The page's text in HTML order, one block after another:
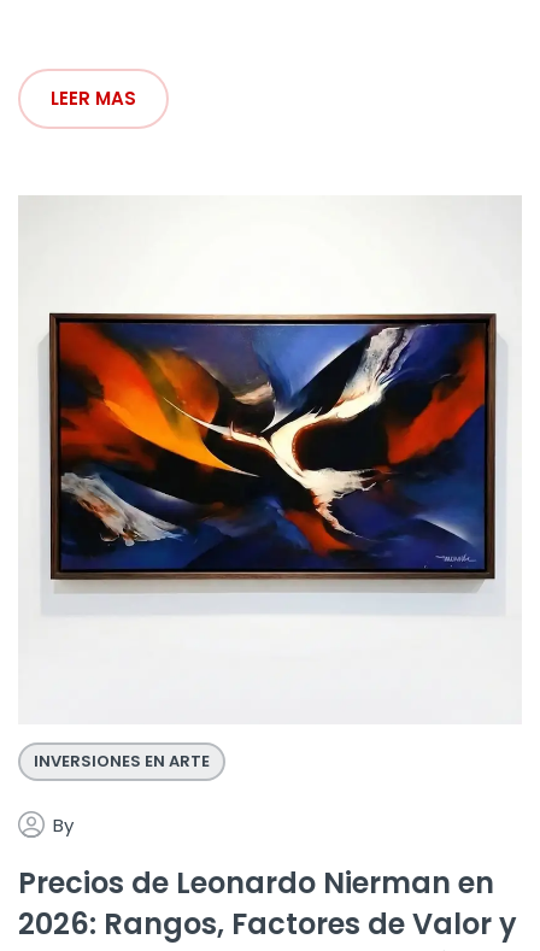
LEER MAS
INVERSIONES EN ARTE
By
Precios de Leonardo Nierman en
2026: Rangos, Factores de Valor y